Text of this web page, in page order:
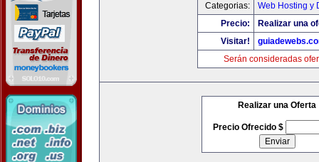
Categorias:
Web Hosting y
Precio:
Realizar una
Visitar!
Serán consideradas
Realizar una Oferta
Precio Ofrecido $